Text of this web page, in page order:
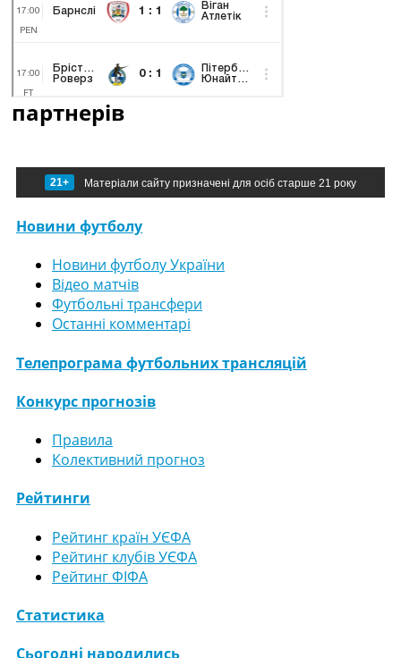
партнерів
21+ Матеріали сайту призначені для осіб старше 21 року
Новини футболу
Новини футболу України
Відео матчів
Футбольні трансфери
Останні комментарі
Телепрограма футбольних трансляцій
Конкурс прогнозів
Правила
Колективний прогноз
Рейтинги
Рейтинг країн УЄФА
Рейтинг клубів УЄФА
Рейтинг ФІФА
Статистика
Сьогодні народились